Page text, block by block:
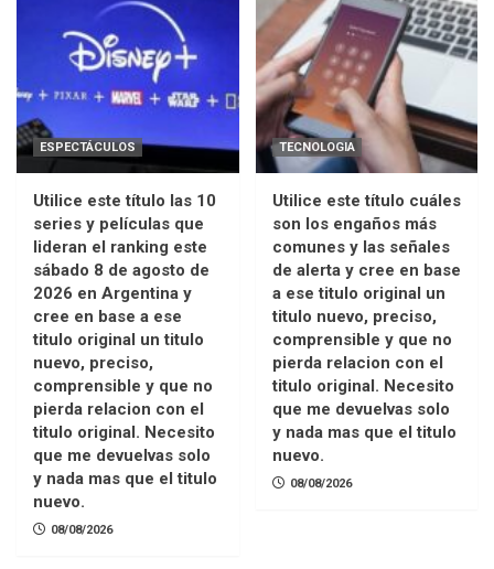
ESPECTÁCULOS
Utilice este título las 10
series y películas que
lideran el ranking este
sábado 8 de agosto de
2026 en Argentina y
cree en base a ese
titulo original un titulo
nuevo, preciso,
comprensible y que no
pierda relacion con el
titulo original. Necesito
que me devuelvas solo
y nada mas que el titulo
nuevo.
08/08/2026
TECNOLOGIA
Utilice este título cuáles
son los engaños más
comunes y las señales
de alerta y cree en base
a ese titulo original un
titulo nuevo, preciso,
comprensible y que no
pierda relacion con el
titulo original. Necesito
que me devuelvas solo
y nada mas que el titulo
nuevo.
08/08/2026